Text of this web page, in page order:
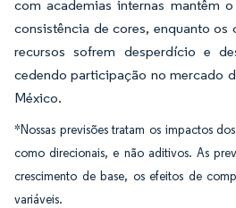
com academias internas mantêm
consistência de cores, enquanto os
recursos sofrem desperdício e
cedendo participação no mercado
México.
*Nossas previsões tratam os impactos
como direcionais, e não aditivos. As
crescimento de base, os efeitos de
variáveis.